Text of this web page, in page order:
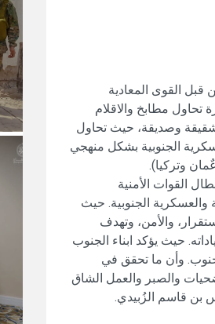
قبل القوى المعادية
مطابخ والاقلام
شقيقة وصديقة، حيث تحاول
الجنوبية بشكل منهجي
وتركيا).
القوات الأمنية
والعسكرية الجنوبية. حيث
والأمن، وتهدف
حيث يؤكد ابناء الجنوب
وأن ما تحقق في
والصبر والعمل الشاق
بن قاسم الزُبيدي.